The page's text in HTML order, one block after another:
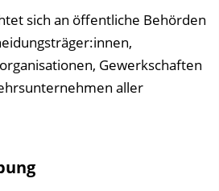
sich an öffentliche Behörden
Gewerkschaften
aller